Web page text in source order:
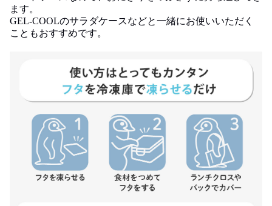
ます。
GEL-COOLのサラダケースなどと一緒にお使いいただく
こともおすすめです。